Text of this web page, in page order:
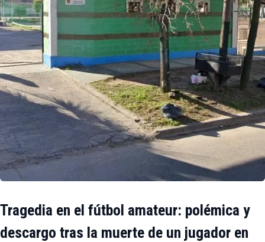
Tragedia en el fútbol amateur: polémica y
descargo tras la muerte de un jugador en